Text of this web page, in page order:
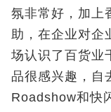
氛非常好，加上
助，在企业对企
场认识了百货业
品很感兴趣，自
Roadshow和快